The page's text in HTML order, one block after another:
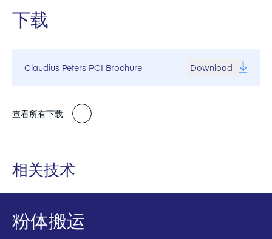
下载
Claudius Peters PCI Brochure Download
查看所有下载
相关技术
粉体搬运